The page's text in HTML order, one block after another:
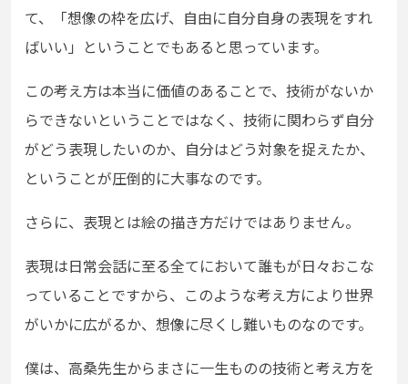
て、「想像の枠を広げ、自由に自分自身の表現をすれ
ばいい」ということでもあると思っています。
この考え方は本当に価値のあることで、技術がないか
らできないということではなく、技術に関わらず自分
がどう表現したいのか、自分はどう対象を捉えたか、
ということが圧倒的に大事なのです。
さらに、表現とは絵の描き方だけではありません。
表現は日常会話に至る全てにおいて誰もが日々おこな
っていることですから、このような考え方により世界
がいかに広がるか、想像に尽くし難いものなのです。
僕は、高桑先生からまさに一生ものの技術と考え方を